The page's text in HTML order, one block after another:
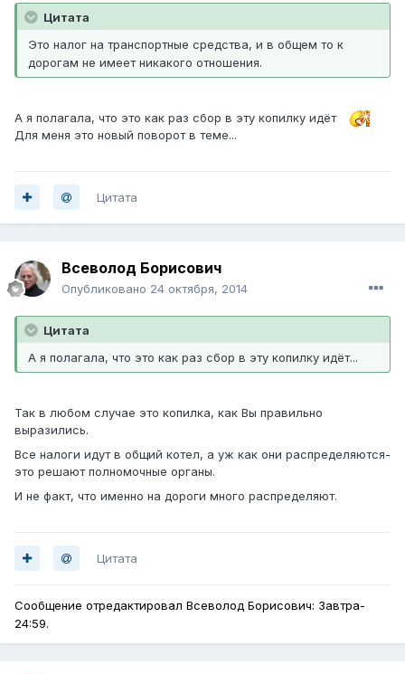
Цитата
Это налог на транспортные средства, и в общем то к
дорогам не имеет никакого отношения.
А я полагала, что это как раз сбор в эту копилку идёт
Для меня это новый поворот в теме...
Цитата
Всеволод Борисович
Опубликовано 24 октября, 2014
Цитата
А я полагала, что это как раз сбор в эту копилку идёт...
Так в любом случае это копилка, как Вы правильно
выразились.
Все налоги идут в общий котел, а уж как они распределяются-
это решают полномочные органы.
И не факт, что именно на дороги много распределяют.
Цитата
Сообщение отредактировал Всеволод Борисович: Завтра-
24:59.